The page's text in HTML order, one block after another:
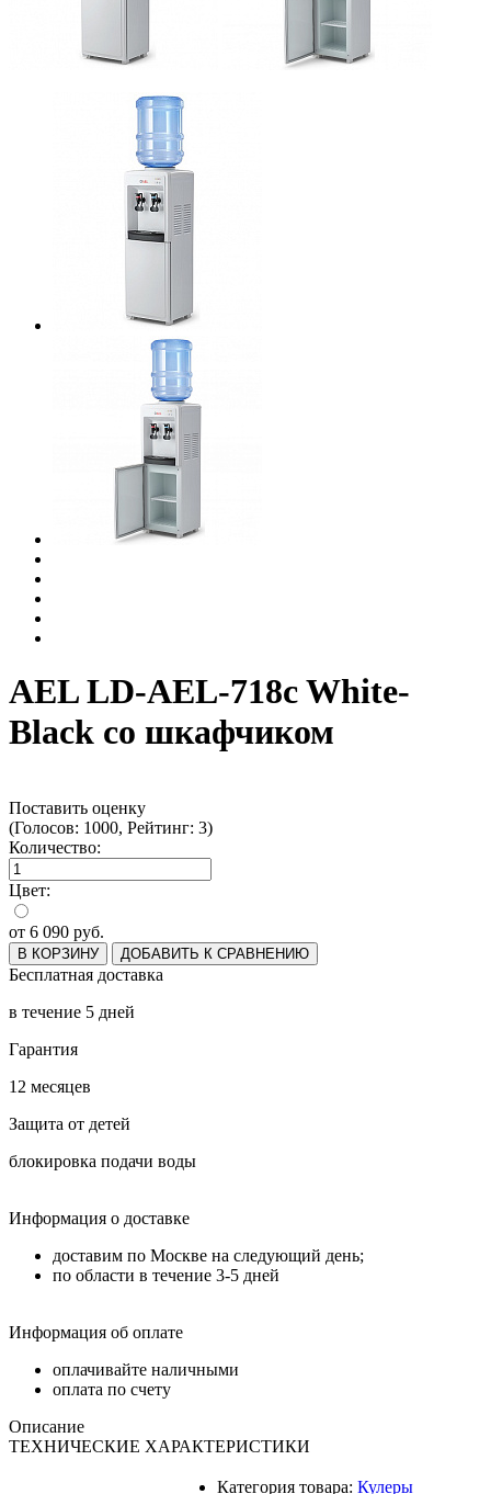
AEL LD-AEL-718c White-
Black со шкафчиком
Поставить оценку
(Голосов: 1000, Рейтинг: 3)
Количество:
Цвет:
от 6 090 руб.
В КОРЗИНУ ДОБАВИТЬ К СРАВНЕНИЮ
Бесплатная доставка
в течение 5 дней
Гарантия
12 месяцев
Защита от детей
блокировка подачи воды
Информация о доставке
доставим по Москве на следующий день;
по области в течение 3-5 дней
Информация об оплате
оплачивайте наличными
оплата по счету
Описание
ТЕХНИЧЕСКИЕ ХАРАКТЕРИСТИКИ
Категория товара: Кулеры